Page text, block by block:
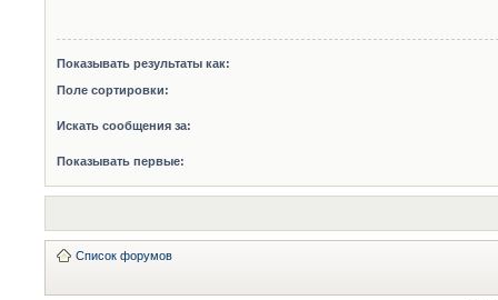
Показывать результаты как:
Поле сортировки:
Искать сообщения за:
Показывать первые:
Список форумов